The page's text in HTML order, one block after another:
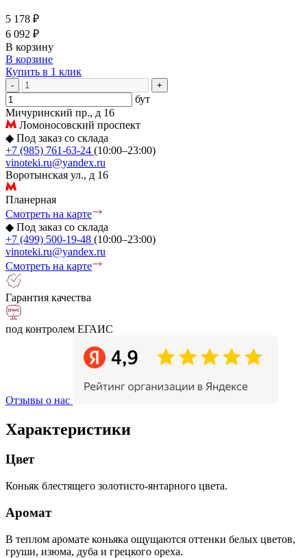
5 178 ₽
6 092 ₽
В корзину
В корзине
Купить в 1 клик
- +
бут
Мичуринский пр., д 16
Ломоносовский проспект
◆ Под заказ со склада
+7 (985) 761-63-24 (10:00–23:00)
vinoteki.ru@yandex.ru
Воротынская ул., д 16
Планерная
Смотреть на карте
◆ Под заказ со склада
+7 (499) 500-19-48 (10:00–23:00)
vinoteki.ru@yandex.ru
Смотреть на карте
Гарантия качества
под контролем ЕГАИС
Отзывы о нас
Характеристики
Цвет
Коньяк блестящего золотисто-янтарного цвета.
Аромат
В теплом аромате коньяка ощущаются оттенки белых цветов,
груши, изюма, дуба и грецкого ореха.